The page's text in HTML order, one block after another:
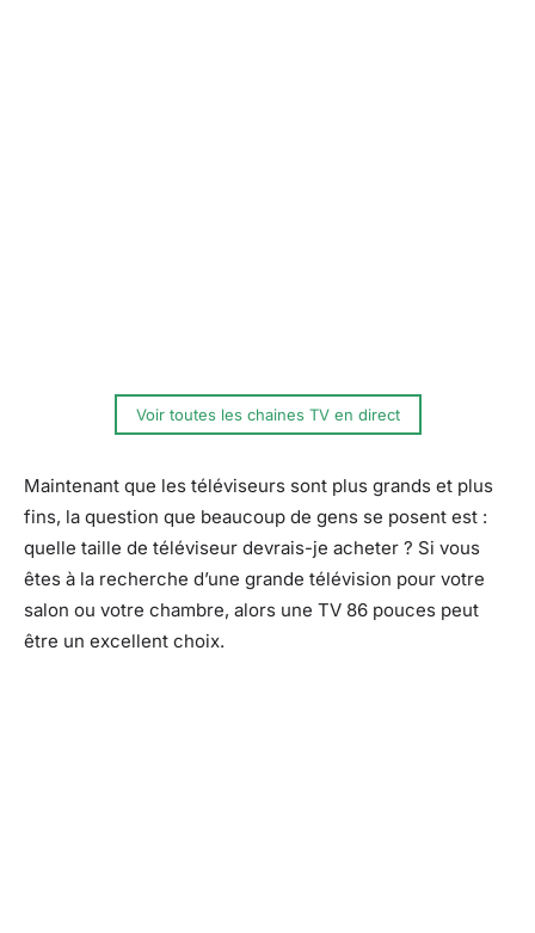
Voir toutes les chaines TV en direct
Maintenant que les téléviseurs sont plus grands et plus
fins, la question que beaucoup de gens se posent est :
quelle taille de téléviseur devrais-je acheter ? Si vous
êtes à la recherche d’une grande télévision pour votre
salon ou votre chambre, alors une TV 86 pouces peut
être un excellent choix.